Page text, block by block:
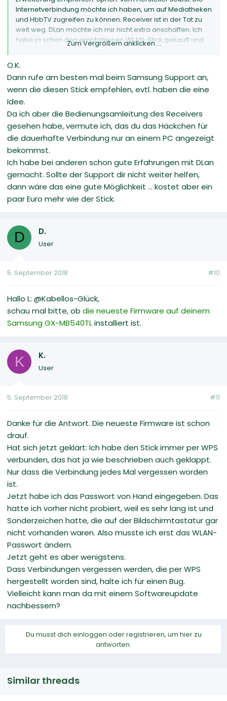
Internetverbindung möchte ich haben, um auf Mediatheken
und HbbTV zugreifen zu können. Receiver ist in der Tat zu
weit weg. DLan möchte ich mir nicht extra anschaffen. Ich
habe ja schon den empfohlenen WLAN-Stick gekauft und
würde das jetzt gerne zum laufen bringen.
Zum Vergrößern anklicken....
O.K.
Dann rufe am besten mal beim Samsung Support an,
wenn die diesen Stick empfehlen, evtl. haben die eine
Idee.
Da ich aber die Bedienungsamleitung des Receivers
gesehen habe, vermute ich, das du das Häckchen für
die dauerhafte Verbindung nur an einem PC angezeigt
bekommst.
Ich habe bei anderen schon gute Erfahrungen mit DLan
gemacht. Sollte der Support dir nicht weiter helfen,
dann wäre das eine gute Möglichkeit ... kostet aber ein
paar Euro mehr wie der Stick.
D D.
User
5. September 2018 #10
Hallo L: @Kabellos-Glück,
schau mal bitte, ob die neueste Firmware auf deinem
Samsung GX-MB540TLinstalliert ist.
K K.
User
5. September 2018 #11
Danke für die Antwort. Die neueste Firmware ist schon
drauf.
Hat sich jetzt geklärt: Ich habe den Stick immer per WPS
verbunden, das hat ja wie beschrieben auch geklappt.
Nur dass die Verbindung jedes Mal vergessen worden
ist.
Jetzt habe ich das Passwort von Hand eingegeben. Das
hatte ich vorher nicht probiert, weil es sehr lang ist und
Sonderzeichen hatte, die auf der Bildschirmtastatur gar
nicht vorhanden waren. Also musste ich erst das WLAN-
Passwort ändern.
Jetzt geht es aber wenigstens.
Dass Verbindungen vergessen werden, die per WPS
hergestellt worden sind, halte ich für einen Bug.
Vielleicht kann man da mit einem Softwareupdate
nachbessern?
Du musst dich einloggen oder registrieren, um hier zu
antworten.
Similar threads